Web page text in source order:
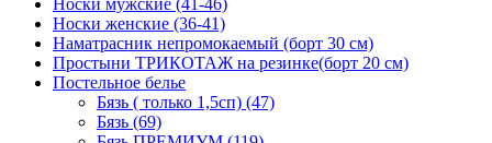
Носки женские (36-41)
Наматрасник непромокаемый (борт 30 см)
Простыни ТРИКОТАЖ на резинке(борт 20 см)
Постельное белье
Бязь ( только 1,5сп) (47)
Бязь (69)